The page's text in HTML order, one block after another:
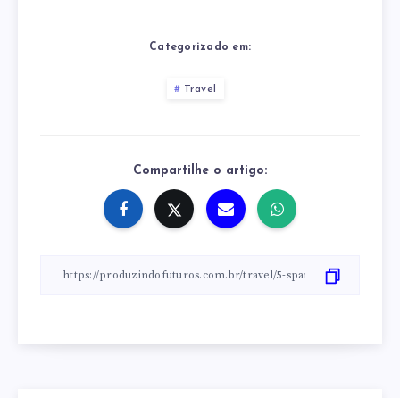
Categorizado em:
Travel
Compartilhe o artigo: